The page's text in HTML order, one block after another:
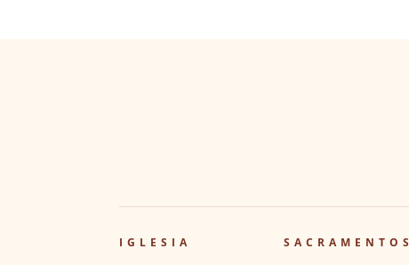
IGLESIA SACRAMENTOS